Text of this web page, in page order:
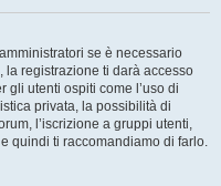
se è necessario
registrazione ti darà accesso
utenti ospiti come l’uso di
privata, la possibilità di
l’iscrizione a gruppi utenti,
quindi ti raccomandiamo di farlo.